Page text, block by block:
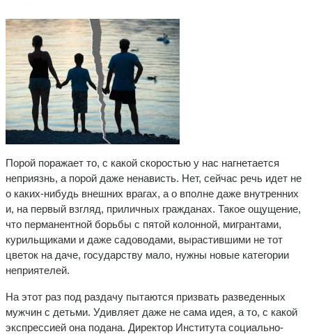
Порой поражает то, с какой скоростью у нас нагнетается
неприязнь, а порой даже ненависть. Нет, сейчас речь идет не
о каких-нибудь внешних врагах, а о вполне даже внутренних
и, на первый взгляд, приличных гражданах. Такое ощущение,
что перманентной борьбы с пятой колонной, мигрантами,
курильщиками и даже садоводами, вырастившими не тот
цветок на даче, государству мало, нужны новые категории
неприятелей.
На этот раз под раздачу пытаются призвать разведенных
мужчин с детьми. Удивляет даже не сама идея, а то, с какой
экспрессией она подана. Директор Института социально-